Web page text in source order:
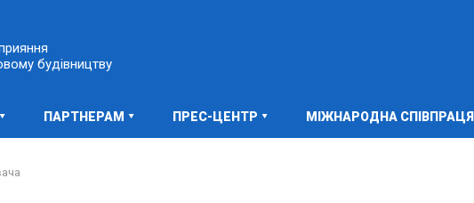
будівництву
ПАРТНЕРАМ ПРЕС-ЦЕНТР МІЖНАРОДНА СПІВПРАЦЯ